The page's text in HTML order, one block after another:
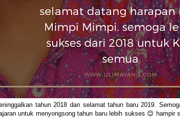
tahun 2018 dan selamat tahun baru 2019.
untuk menyongsong tahun baru lebih sukses 😊 hampir